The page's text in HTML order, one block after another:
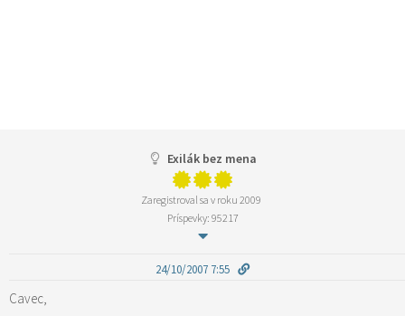
Exilák bez mena
Zaregistroval sa v roku 2009
Príspevky: 95217
24/10/2007 7:55
Cavec,